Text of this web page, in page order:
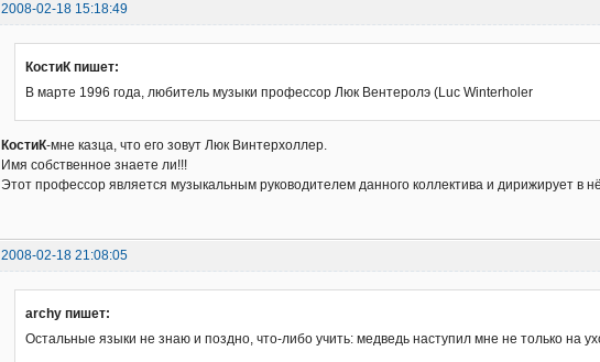
2008-02-18 15:18:49
КостиК пишет:
В марте 1996 года, любитель музыки профессор Люк Вентеролэ (Luc Winterholer
КостиК-мне казца, что его зовут Люк Винтерхоллер.
Имя собственное знаете ли!!!
Этот профессор является музыкальным руководителем данного коллектива и дирижирует в
2008-02-18 21:08:05
archy пишет:
Остальные языки не знаю и поздно, что-либо учить: медведь наступил мне не только на